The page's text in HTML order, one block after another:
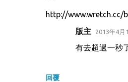
http://www.wretch.cc/
回覆
版主 2013年4月
有去超過一秒